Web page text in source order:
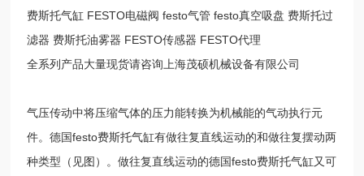
费斯托气缸 FESTO电磁阀 festo气管 festo真空吸盘 费斯托过
滤器 费斯托油雾器 FESTO传感器 FESTO代理
全系列产品大量现货请咨询上海茂硕机械设备有限公司
气压传动中将压缩气体的压力能转换为机械能的气动执行元
件。德国festo费斯托气缸有做往复直线运动的和做往复摆动两
种类型（见图）。做往复直线运动的德国festo费斯托气缸又可